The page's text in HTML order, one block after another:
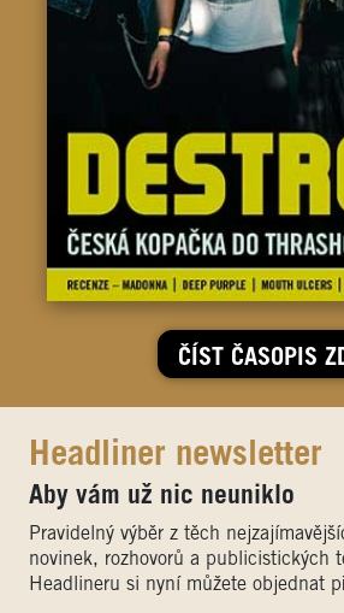
ČÍST ČASOPIS
Headliner newsletter
Aby vám už nic neuniklo
Pravidelný výběr z těch
novinek, rozhovorů a publicistických
Headlineru si nyní můžete objednat